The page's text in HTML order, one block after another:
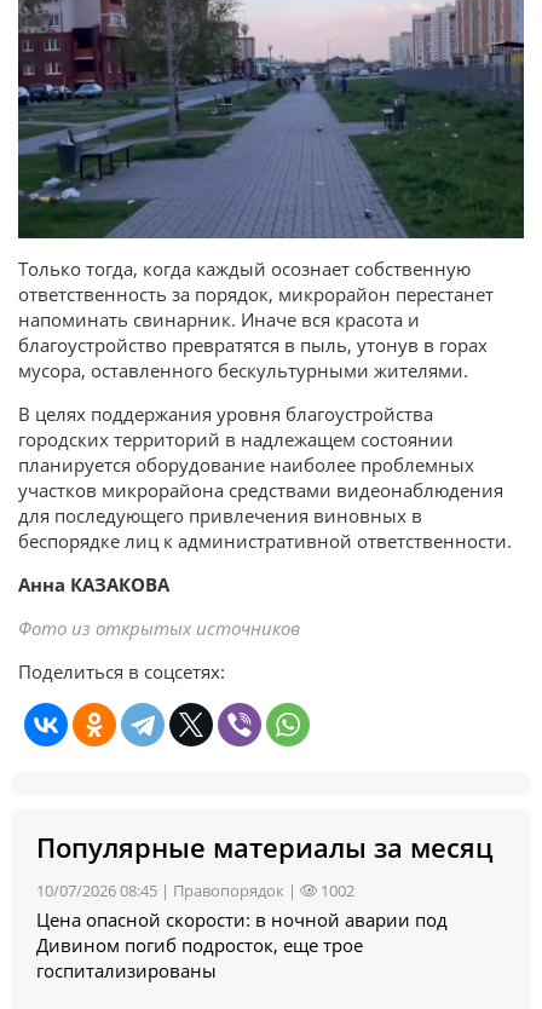
Только тогда, когда каждый осознает собственную
ответственность за порядок, микрорайон перестанет
напоминать свинарник. Иначе вся красота и
благоустройство превратятся в пыль, утонув в горах
мусора, оставленного бескультурными жителями.
В целях поддержания уровня благоустройства
городских территорий в надлежащем состоянии
планируется оборудование наиболее проблемных
участков микрорайона средствами видеонаблюдения
для последующего привлечения виновных в
беспорядке лиц к административной ответственности.
Анна КАЗАКОВА
Фото из открытых источников
Поделиться в соцсетях:
Популярные материалы за месяц
10/07/2026 08:45 | Правопорядок | 1002
Цена опасной скорости: в ночной аварии под
Дивином погиб подросток, еще трое
госпитализированы